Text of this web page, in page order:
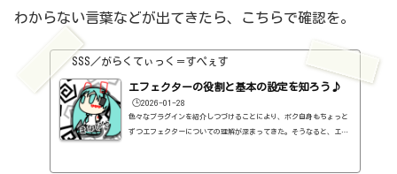
わからない言葉などが出てきたら、こちらで確認を。
SSS／がらくてぃっく＝すぺぇす
エフェクターの役割と基本の設定を知ろう♪
🕒️2026-01-28
色々なプラグインを紹介しつづけることにより、ボク自身もちょっと
ずつエフェクターについての理解が深まってきた。そうなると、エフ